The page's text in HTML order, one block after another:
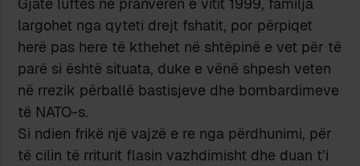
largohet nga qyteti drejt fshatit, por përpiqet
herë pas here të kthehet në shtëpinë e vet për të
parë si është situata, duke e vënë shpesh veten
në rrezik përballë bastisjeve dhe bombardimeve
të NATO-s.
Si ndien frikë një vajzë e re nga përdhunimi, për
të cilin të rriturit flasin vazhdimisht dhe duan t’i